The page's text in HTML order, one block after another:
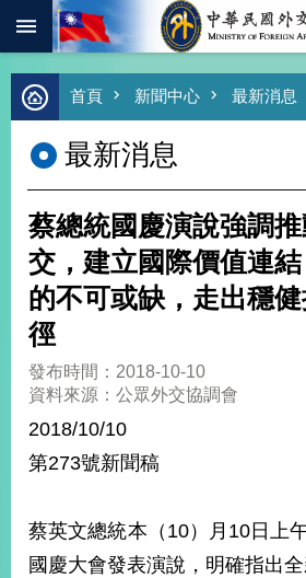
跳到主要內容區塊
進
階
尋
熱
總
合
外
交
價
值
交
濟
日
不
首頁 新聞中心 最新消息
最新消息
蔡總統國慶演說強調
交，建立國際價值連
的不可或缺，走出穩
徑
發布時間：2018-10-10
資料來源：公眾外交協調會
2018/10/10
第273號新聞稿
蔡英文總統本（10）月10日上
國慶大會發表演說，明確指出